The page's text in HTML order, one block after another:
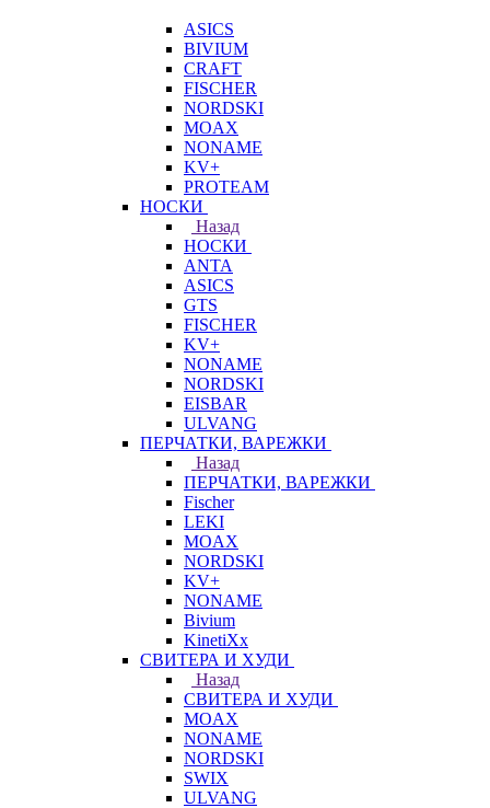
ASICS
BIVIUM
CRAFT
FISCHER
NORDSKI
MOAX
NONAME
KV+
PROTEAM
НОСКИ
Назад
НОСКИ
ANTA
ASICS
GTS
FISCHER
KV+
NONAME
NORDSKI
EISBAR
ULVANG
ПЕРЧАТКИ, ВАРЕЖКИ
Назад
ПЕРЧАТКИ, ВАРЕЖКИ
Fischer
LEKI
MOAX
NORDSKI
KV+
NONAME
Bivium
KinetiXx
СВИТЕРА И ХУДИ
Назад
СВИТЕРА И ХУДИ
MOAX
NONAME
NORDSKI
SWIX
ULVANG